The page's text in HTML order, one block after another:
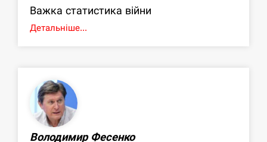
Важка статистика війни
Детальніше...
Володимир Фесенко